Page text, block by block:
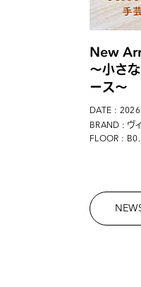
New
〜小さ
ース〜
DATE :
BRAND : ヴ
FLOOR :